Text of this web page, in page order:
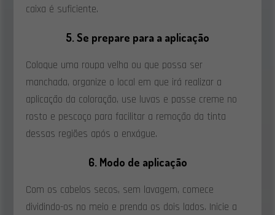
caixa é suficiente.
5. Se prepare para a aplicação
Coloque uma roupa velha ou que possa ser
manchada, organize o local em que irá realizar a
aplicação da coloração, use luvas e passe creme no
rosto e pescoço para facilitar a remoção da tinta
dessas regiões após o enxágue.
6. Modo de aplicação
Com os cabelos secos, sem lavagem, comece
dividindo-os no meio e prenda os dois lados. Inicie a